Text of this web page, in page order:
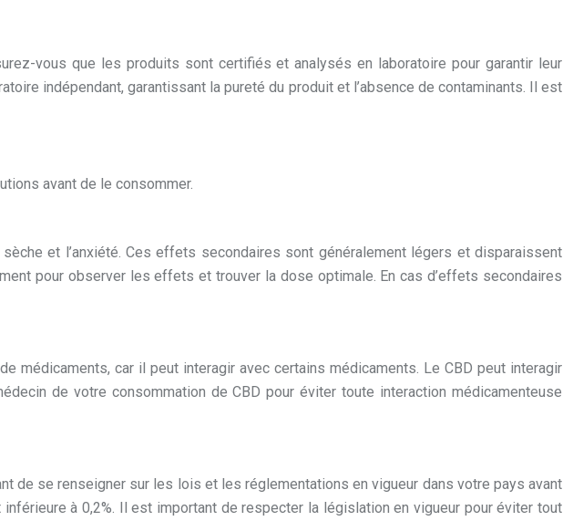
vous que les produits sont certifiés et analysés en laboratoire pour garantir leur
indépendant, garantissant la pureté du produit et l’absence de contaminants. Il est
avant de le consommer.
et l’anxiété. Ces effets secondaires sont généralement légers et disparaissent
pour observer les effets et trouver la dose optimale. En cas d’effets secondaires
médicaments, car il peut interagir avec certains médicaments. Le CBD peut interagir
de votre consommation de CBD pour éviter toute interaction médicamenteuse
de se renseigner sur les lois et les réglementations en vigueur dans votre pays avant
à 0,2%. Il est important de respecter la législation en vigueur pour éviter tout